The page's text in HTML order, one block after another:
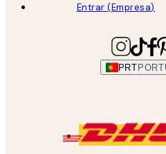
Entrar (Empresa)
PRT